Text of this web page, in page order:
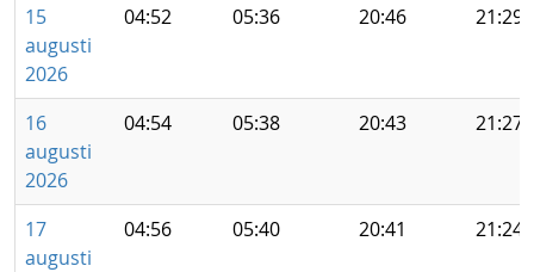
15
augusti
2026
04:52 05:36 20:46 21:29
16
augusti
2026
04:54 05:38 20:43 21:27
17
augusti
04:56 05:40 20:41 21:24